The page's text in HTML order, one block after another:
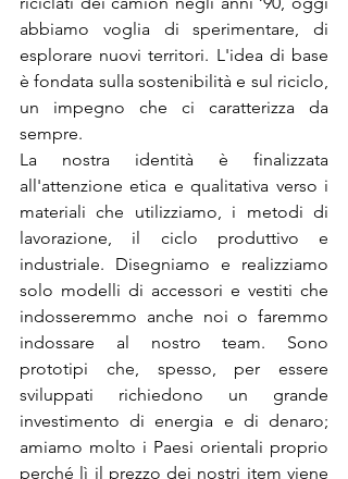
abbiamo voglia di sperimentare, di
esplorare nuovi territori. L'idea di base
è fondata sulla sostenibilità e sul riciclo,
un impegno che ci caratterizza da
sempre.
La nostra identità è finalizzata
all'attenzione etica e qualitativa verso i
materiali che utilizziamo, i metodi di
lavorazione, il ciclo produttivo e
industriale. Disegniamo e realizziamo
solo modelli di accessori e vestiti che
indosseremmo anche noi o faremmo
indossare al nostro team. Sono
prototipi che, spesso, per essere
sviluppati richiedono un grande
investimento di energia e di denaro;
amiamo molto i Paesi orientali proprio
perché lì il prezzo dei nostri item viene